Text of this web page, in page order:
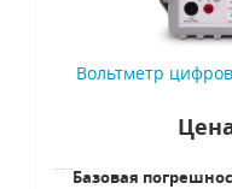
Вольтметр
Базовая